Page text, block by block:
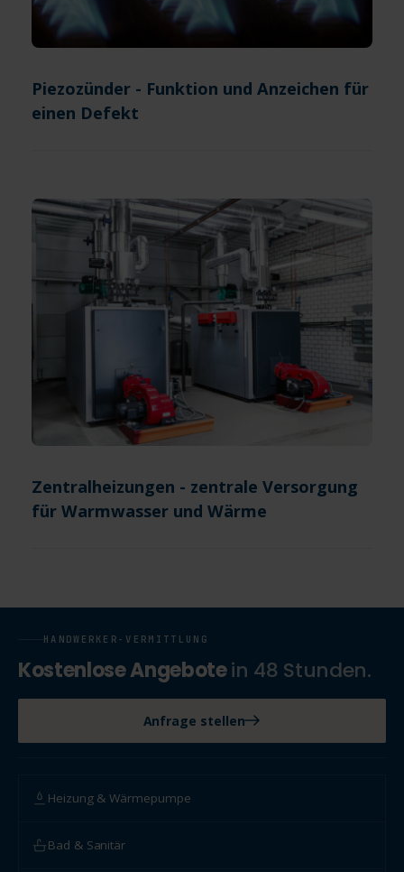
Piezozünder - Funktion und Anzeichen für
einen Defekt
Zentralheizungen - zentrale Versorgung
für Warmwasser und Wärme
HANDWERKER-VERMITTLUNG
Kostenlose Angebotein 48 Stunden.
Anfrage stellen
Heizung & Wärmepumpe
Bad & Sanitär